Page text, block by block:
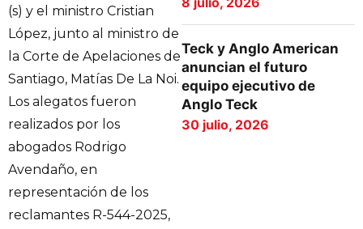
(s) y el ministro Cristian
López, junto al ministro de
la Corte de Apelaciones de
Santiago, Matías De La Noi.
Los alegatos fueron
realizados por los
abogados Rodrigo
Avendaño, en
representación de los
reclamantes R-544-2025,
Teck y Anglo American
anuncian el futuro
equipo ejecutivo de
Anglo Teck
30 julio, 2026